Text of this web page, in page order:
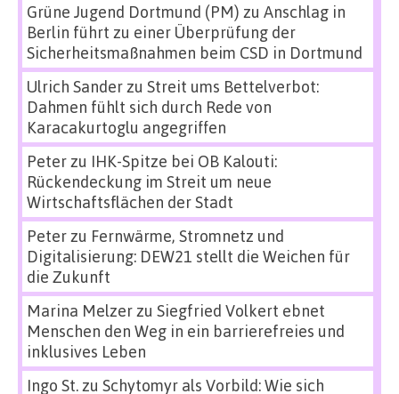
Grüne Jugend Dortmund (PM) zu Anschlag in
Berlin führt zu einer Überprüfung der
Sicherheitsmaßnahmen beim CSD in Dortmund
Ulrich Sanderzu Streit ums Bettelverbot:
Dahmen fühlt sich durch Rede von
Karacakurtoglu angegriffen
Peterzu IHK-Spitze bei OB Kalouti:
Rückendeckung im Streit um neue
Wirtschaftsflächen der Stadt
Peterzu Fernwärme, Stromnetz und
Digitalisierung: DEW21 stellt die Weichen für
die Zukunft
Marina Melzerzu Siegfried Volkert ebnet
Menschen den Weg in ein barrierefreies und
inklusives Leben
Ingo St.zu Schytomyr als Vorbild: Wie sich